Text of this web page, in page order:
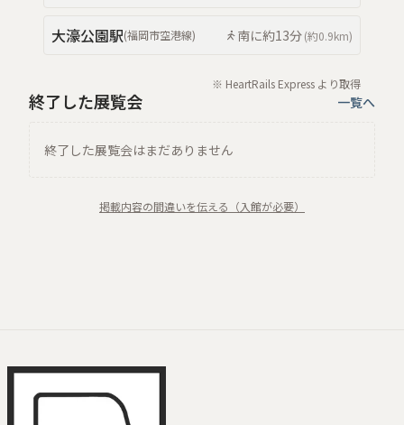
大濠公園駅(福岡市空港線) 南に約13分(約0.9km)
※ HeartRails Express より取得
終了した展覧会 一覧へ
終了した展覧会はまだありません
掲載内容の間違いを伝える（入館が必要）